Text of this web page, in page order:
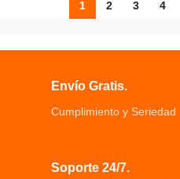
1 2 3 4
Envío Gratis.
Cumplimiento y Seriedad
Soporte 24/7.